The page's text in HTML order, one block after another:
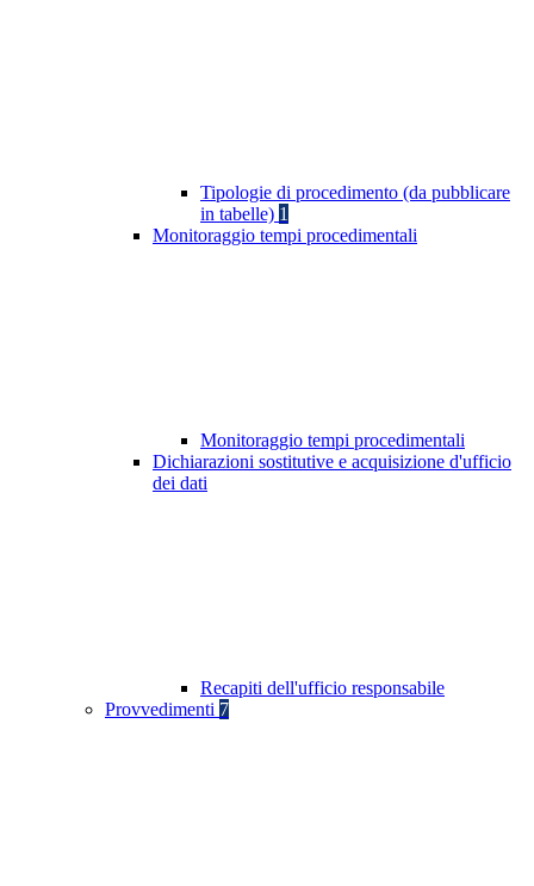
Tipologie di procedimento (da pubblicare
in tabelle) 1
Monitoraggio tempi procedimentali
Monitoraggio tempi procedimentali
Dichiarazioni sostitutive e acquisizione d'ufficio
dei dati
Recapiti dell'ufficio responsabile
Provvedimenti 7